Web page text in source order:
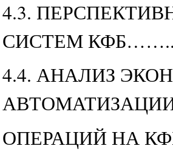
4.3.
СИСТЕМ
4.4. АНАЛИЗ
ОПЕРАЦИЙ НА